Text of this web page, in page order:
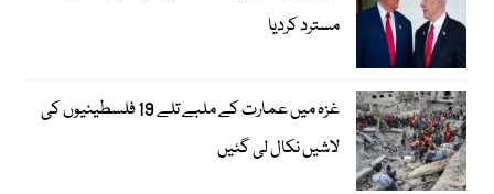
مسترد کردیا
غزہ میں عمارت کے ملبے تلے 19 فلسطینیوں کی
لاشیں نکال لی گئیں